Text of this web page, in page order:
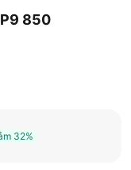
850
32%